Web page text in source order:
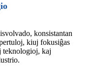
konsistantan
kiuj fokusiĝas
teknologioj, kaj